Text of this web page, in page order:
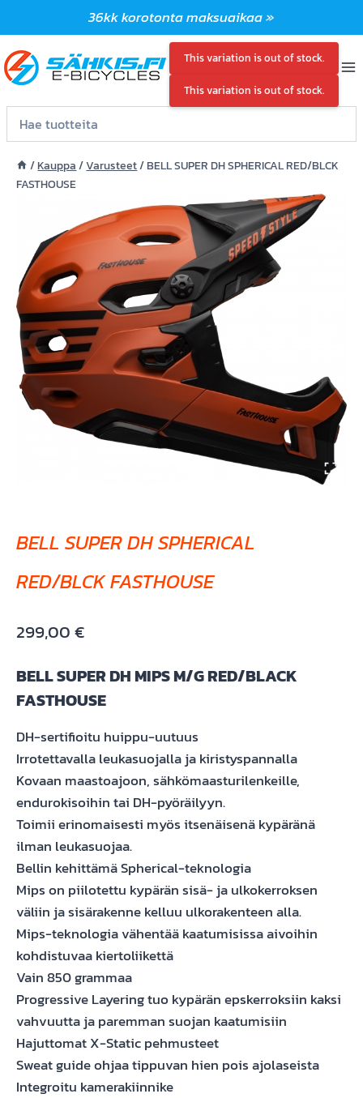
sisältöön
36kk korotonta maksuaikaa »
/Kauppa /Varusteet/BELL SUPER DH SPHERICAL RED/BLCK
FASTHOUSE
BELL SUPER DH SPHERICAL
RED/BLCK FASTHOUSE
299,00€
BELL SUPER DH MIPS M/G RED/BLACK
FASTHOUSE
DH-sertifioitu huippu-uutuus
Irrotettavalla leukasuojalla ja kiristyspannalla
Kovaan maastoajoon, sähkömaasturilenkeille,
endurokisoihin tai DH-pyöräilyyn.
Toimii erinomaisesti myös itsenäisenä kypäränä
ilman leukasuojaa.
Bellin kehittämä Spherical-teknologia
Mips on piilotettu kypärän sisä- ja ulkokerroksen
väliin ja sisärakenne kelluu ulkorakenteen alla.
Mips-teknologia vähentää kaatumisissa aivoihin
kohdistuvaa kiertoliikettä
Vain 850 grammaa
Progressive Layering tuo kypärän epskerroksiin kaksi
vahvuutta ja paremman suojan kaatumisiin
Hajuttomat X-Static pehmusteet
Sweat guide ohjaa tippuvan hien pois ajolaseista
Integroitu kamerakiinnike
This variation is out of stock.
This variation is out of stock.